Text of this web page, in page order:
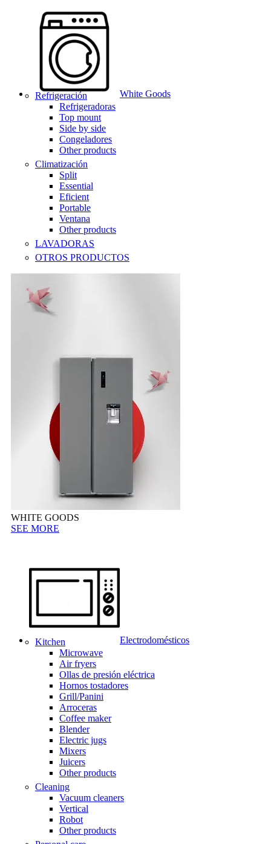
White Goods
Refrigeración
Refrigeradoras
Top mount
Side by side
Congeladores
Other products
Climatización
Split
Essential
Eficient
Portable
Ventana
Other products
LAVADORAS
OTROS PRODUCTOS
WHITE GOODS
SEE MORE
Electrodomésticos
Kitchen
Microwave
Air fryers
Ollas de presión eléctrica
Hornos tostadores
Grill/Panini
Arroceras
Coffee maker
Blender
Electric jugs
Mixers
Juicers
Other products
Cleaning
Vacuum cleaners
Vertical
Robot
Other products